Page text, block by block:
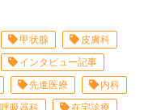
甲状腺
皮膚科
インタビュー記事
先進医療
内科
呼吸器科 在宅診療